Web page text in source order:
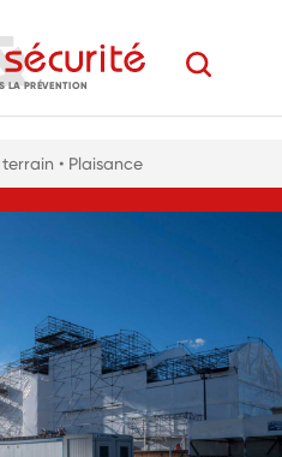
LA PRÉVENTION
terrain • Plaisance